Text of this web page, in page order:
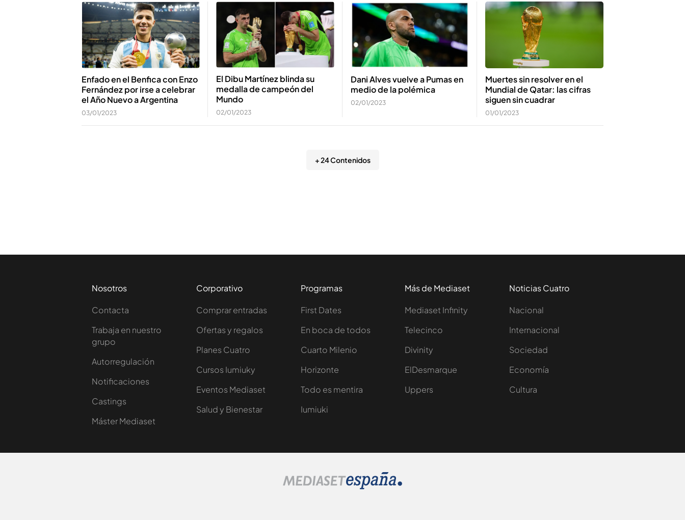
Enfado en el Benfica con Enzo
Fernández por irse a celebrar
el Año Nuevo a Argentina
03/01/2023
El Dibu Martínez blinda su
medalla de campeón del
Mundo
02/01/2023
Dani Alves vuelve a Pumas en
medio de la polémica
02/01/2023
Muertes sin resolver en el
Mundial de Qatar: las cifras
siguen sin cuadrar
01/01/2023
+ 24 Contenidos
Nosotros
Contacta
Trabaja en nuestro
grupo
Autorregulación
Notificaciones
Castings
Máster Mediaset
Corporativo
Comprar entradas
Ofertas y regalos
Planes Cuatro
Cursos Iumiuky
Eventos Mediaset
Salud y Bienestar
Programas
First Dates
En boca de todos
Cuarto Milenio
Horizonte
Todo es mentira
Iumiuki
Más de Mediaset
Mediaset Infinity
Telecinco
Divinity
ElDesmarque
Uppers
Noticias Cuatro
Nacional
Internacional
Sociedad
Economía
Cultura